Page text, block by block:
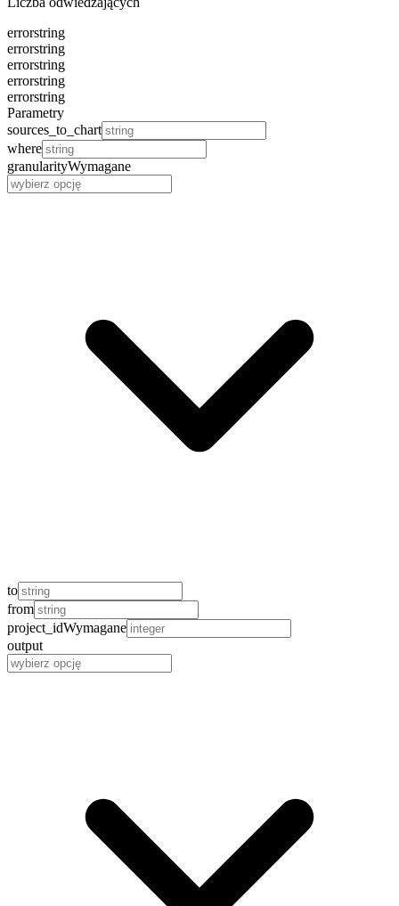
errorstring
errorstring
errorstring
errorstring
errorstring
Parametry
sources_to_chart
where
granularityWymagane
to
from
project_idWymagane
output